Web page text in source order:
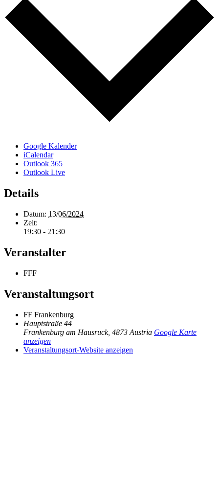
Google Kalender
iCalendar
Outlook 365
Outlook Live
Details
Datum: 13/06/2024
Zeit:
19:30 - 21:30
Veranstalter
FFF
Veranstaltungsort
FF Frankenburg
Hauptstraße 44
Frankenburg am Hausruck, 4873 Austria Google Karte
anzeigen
Veranstaltungsort-Website anzeigen